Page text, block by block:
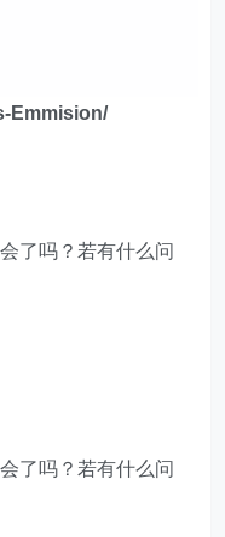
Emmision/
了吗？若有什么问
了吗？若有什么问